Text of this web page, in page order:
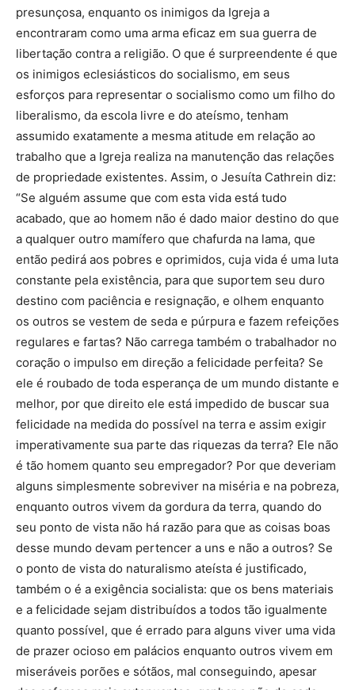
presunçosa, enquanto os inimigos da Igreja a
encontraram como uma arma eficaz em sua guerra de
libertação contra a religião. O que é surpreendente é que
os inimigos eclesiásticos do socialismo, em seus
esforços para representar o socialismo como um filho do
liberalismo, da escola livre e do ateísmo, tenham
assumido exatamente a mesma atitude em relação ao
trabalho que a Igreja realiza na manutenção das relações
de propriedade existentes. Assim, o Jesuíta Cathrein diz:
“Se alguém assume que com esta vida está tudo
acabado, que ao homem não é dado maior destino do que
a qualquer outro mamífero que chafurda na lama, que
então pedirá aos pobres e oprimidos, cuja vida é uma luta
constante pela existência, para que suportem seu duro
destino com paciência e resignação, e olhem enquanto
os outros se vestem de seda e púrpura e fazem refeições
regulares e fartas? Não carrega também o trabalhador no
coração o impulso em direção a felicidade perfeita? Se
ele é roubado de toda esperança de um mundo distante e
melhor, por que direito ele está impedido de buscar sua
felicidade na medida do possível na terra e assim exigir
imperativamente sua parte das riquezas da terra? Ele não
é tão homem quanto seu empregador? Por que deveriam
alguns simplesmente sobreviver na miséria e na pobreza,
enquanto outros vivem da gordura da terra, quando do
seu ponto de vista não há razão para que as coisas boas
desse mundo devam pertencer a uns e não a outros? Se
o ponto de vista do naturalismo ateísta é justificado,
também o é a exigência socialista: que os bens materiais
e a felicidade sejam distribuídos a todos tão igualmente
quanto possível, que é errado para alguns viver uma vida
de prazer ocioso em palácios enquanto outros vivem em
miseráveis porões e sótãos, mal conseguindo, apesar